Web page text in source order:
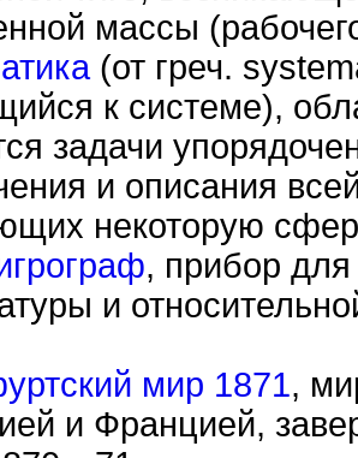
массы
(от греч.
к системе),
задачи
и описания
некоторую
, прибор
и
мир 1871,
и Францией,